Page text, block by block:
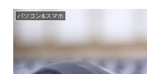
パソコン&スマホ